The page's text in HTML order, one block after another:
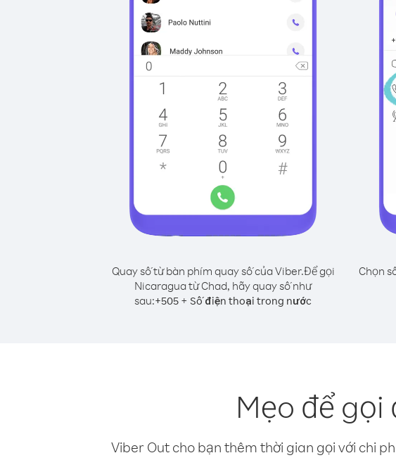
Quay số từ bàn phím quay số của Viber.Để gọi
Nicaragua từ Chad, hãy quay số như
sau:+505 + Số điện thoại trong nước
Chọn
Mẹo để
Viber Out cho bạn thêm thời gian gọi với chi